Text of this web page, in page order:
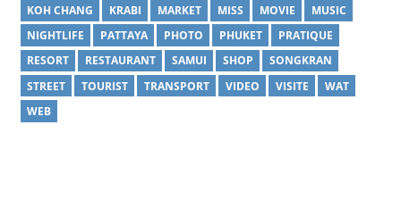
KOH CHANG
KRABI MARKET MISS MOVIE
MUSIC
NIGHTLIFE
PATTAYA PHOTO PHUKET
PRATIQUE
RESORT
RESTAURANT SAMUI SHOP
SONGKRAN
STREET
TOURIST TRANSPORT VIDEO VISITE
WAT
WEB